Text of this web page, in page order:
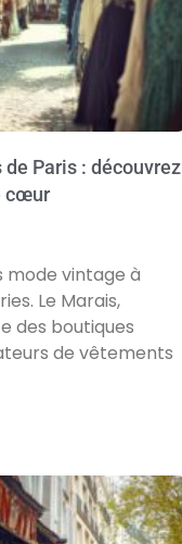
Paris : découvrez
cœur
mode vintage à
Le Marais,
des boutiques
de vêtements